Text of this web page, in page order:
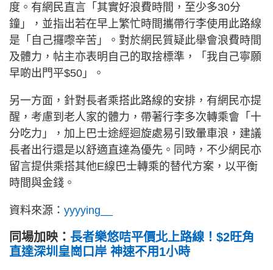
度。有網民直言「其實好浪費時間，至少多30分
鐘」，並指出若在早上繁忙時間攜帶行李使用此路線
是「自己攞嚟辛苦」。對於網民質疑此舉會浪費時間
及體力，帖主亦表明自己的取捨標準，「我自己寧願
早啲出門平$50」。
另一方面，針對長者乘搭此路線的安排，有網民亦提
醒，考慮到老人家的體力，帶著行李多次轉乘會「十
分吃力」，加上巴士途經迴旋處易引致暈車浪，建議
長者出行還是以舒適直達為優先。同時，不少網民亦
留言提供乘搭其他E線巴士轉乘的替代方案，以平衡
時間與金錢。
資料來源： yyyying__
同場加映： 長者樂悠咭平價北上路線！$2旺角
直達深圳皇崗口岸 神速不用1小時